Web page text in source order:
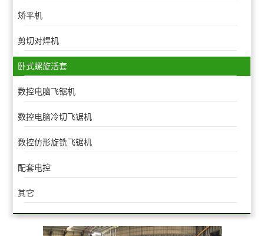
矫平机
剪切对焊机
卧式螺旋活套
数控电脑飞锯机
数控电脑冷切飞锯机
数控仿形旋铣飞锯机
配套电控
其它